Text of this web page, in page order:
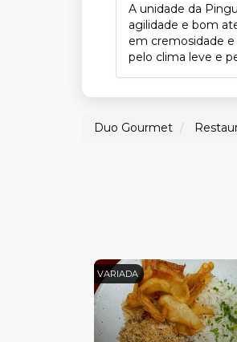
A unidade da
agilidade e bom
em cremosidade e
pelo clima leve e
Duo Gourmet
VARIADA